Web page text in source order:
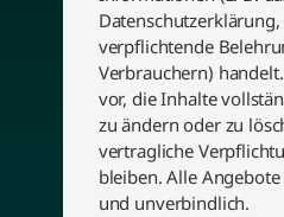
verpflichtende
Verbrauchern)
vor, die Inhalte
zu ändern oder zu
vertragliche
bleiben. Alle
und unverbindlich.